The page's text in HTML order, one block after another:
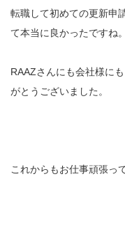
転職して初めての更新申
て本当に良かったですね。
RAAZさんにも会社様に
がとうございました。
これからもお仕事頑張っ